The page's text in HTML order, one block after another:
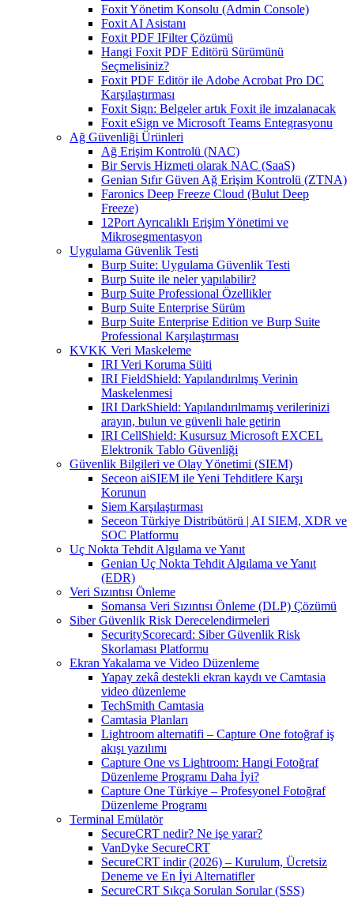
Foxit Yönetim Konsolu (Admin Console)
Foxit AI Asistanı
Foxit PDF IFilter Çözümü
Hangi Foxit PDF Editörü Sürümünü
Seçmelisiniz?
Foxit PDF Editör ile Adobe Acrobat Pro DC
Karşılaştırması
Foxit Sign: Belgeler artık Foxit ile imzalanacak
Foxit eSign ve Microsoft Teams Entegrasyonu
Ağ Güvenliği Ürünleri
Ağ Erişim Kontrolü (NAC)
Bir Servis Hizmeti olarak NAC (SaaS)
Genian Sıfır Güven Ağ Erişim Kontrolü (ZTNA)
Faronics Deep Freeze Cloud (Bulut Deep
Freeze)
12Port Ayrıcalıklı Erişim Yönetimi ve
Mikrosegmentasyon
Uygulama Güvenlik Testi
Burp Suite: Uygulama Güvenlik Testi
Burp Suite ile neler yapılabilir?
Burp Suite Professional Özellikler
Burp Suite Enterprise Sürüm
Burp Suite Enterprise Edition ve Burp Suite
Professional Karşılaştırması
KVKK Veri Maskeleme
IRI Veri Koruma Süiti
IRI FieldShield: Yapılandırılmış Verinin
Maskelenmesi
IRI DarkShield: Yapılandırılmamış verilerinizi
arayın, bulun ve güvenli hale getirin
IRI CellShield: Kusursuz Microsoft EXCEL
Elektronik Tablo Güvenliği
Güvenlik Bilgileri ve Olay Yönetimi (SIEM)
Seceon aiSIEM ile Yeni Tehditlere Karşı
Korunun
Siem Karşılaştırması
Seceon Türkiye Distribütörü | AI SIEM, XDR ve
SOC Platformu
Uç Nokta Tehdit Algılama ve Yanıt
Genian Uç Nokta Tehdit Algılama ve Yanıt
(EDR)
Veri Sızıntısı Önleme
Somansa Veri Sızıntısı Önleme (DLP) Çözümü
Siber Güvenlik Risk Derecelendirmeleri
SecurityScorecard: Siber Güvenlik Risk
Skorlaması Platformu
Ekran Yakalama ve Video Düzenleme
Yapay zekâ destekli ekran kaydı ve Camtasia
video düzenleme
TechSmith Camtasia
Camtasia Planları
Lightroom alternatifi – Capture One fotoğraf iş
akışı yazılımı
Capture One vs Lightroom: Hangi Fotoğraf
Düzenleme Programı Daha İyi?
Capture One Türkiye – Profesyonel Fotoğraf
Düzenleme Programı
Terminal Emülatör
SecureCRT nedir? Ne işe yarar?
VanDyke SecureCRT
SecureCRT indir (2026) – Kurulum, Ücretsiz
Deneme ve En İyi Alternatifler
SecureCRT Sıkça Sorulan Sorular (SSS)